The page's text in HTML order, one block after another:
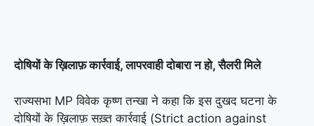
दोषियों के ख़िलाफ़ कार्रवाई, लापरवाही दोबारा न हो, सैलरी मिले
राज्यसभा MP विवेक कृष्ण तन्खा ने कहा कि इस दुखद घटना के
दोषियों के ख़िलाफ़ सख़्त कार्रवाई (Strict action against